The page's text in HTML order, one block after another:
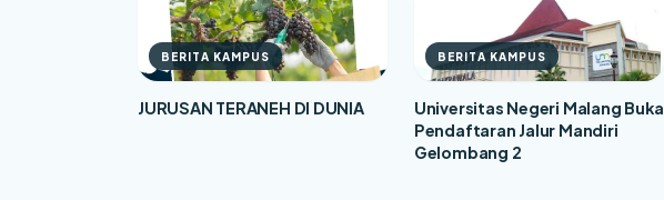
BERITA KAMPUS
JURUSAN TERANEH DI DUNIA
BERITA KAMPUS
Universitas Negeri Malang Buka
Pendaftaran Jalur Mandiri
Gelombang 2